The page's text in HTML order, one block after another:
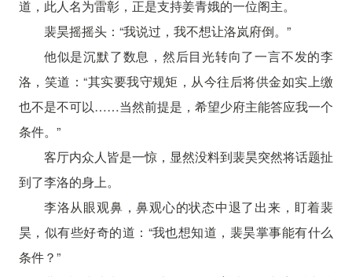
道，此人名为雷彰，正是支持姜青娥的一位阁主。
裴昊摇摇头：“我说过，我不想让洛岚府倒。”
他似是沉默了数息，然后目光转向了一言不发的李
洛，笑道：“其实要我守规矩，从今往后将供金如实上缴
也不是不可以……当然前提是，希望少府主能答应我一个
条件。”
客厅内众人皆是一惊，显然没料到裴昊突然将话题扯
到了李洛的身上。
李洛从眼观鼻，鼻观心的状态中退了出来，盯着裴
昊，似有些好奇的道：“我也想知道，裴昊掌事能有什么
条件？”